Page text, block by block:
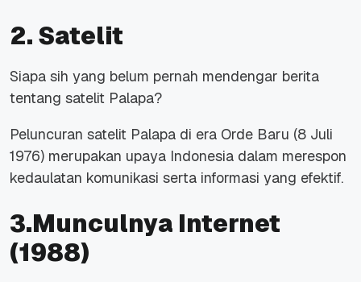
2. Satelit
Siapa sih yang belum pernah mendengar berita
tentang satelit Palapa?
Peluncuran satelit Palapa di era Orde Baru (8 Juli
1976) merupakan upaya Indonesia dalam merespon
kedaulatan komunikasi serta informasi yang efektif.
3.Munculnya Internet
(1988)